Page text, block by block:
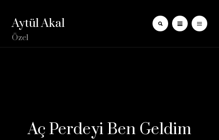
Aytül Akal
Özel
Aç Perdeyi Ben Geldim